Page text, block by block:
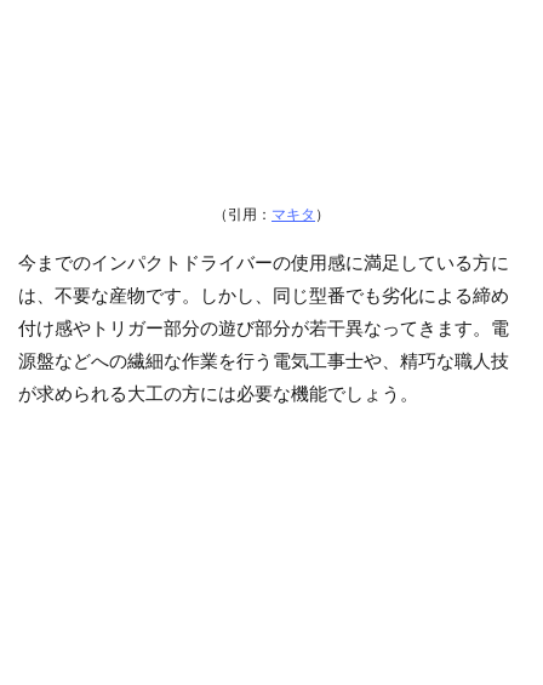
（引用： マキタ ）
今までのインパクトドライバーの使用感に満足している方に
は、不要な産物です。しかし、同じ型番でも劣化による締め
付け感やトリガー部分の遊び部分が若干異なってきます。電
源盤などへの繊細な作業を行う電気工事士や、精巧な職人技
が求められる大工の方には必要な機能でしょう。